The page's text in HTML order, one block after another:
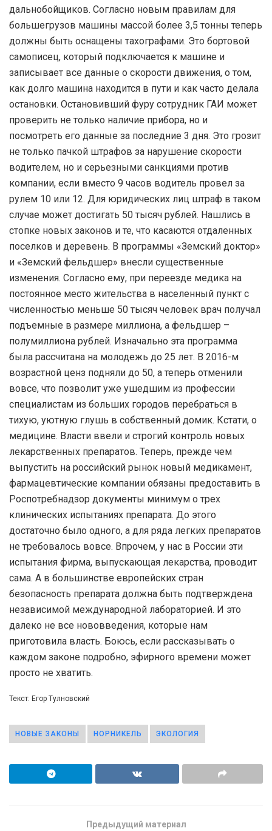
дальнобойщиков. Согласно новым правилам для
большегрузов машины массой более 3,5 тонны теперь
должны быть оснащены тахографами. Это бортовой
самописец, который подключается к машине и
записывает все данные о скорости движения, о том,
как долго машина находится в пути и как часто делала
остановки. Остановивший фуру сотрудник ГАИ может
проверить не только наличие прибора, но и
посмотреть его данные за последние 3 дня. Это грозит
не только пачкой штрафов за нарушение скорости
водителем, но и серьезными санкциями против
компании, если вместо 9 часов водитель провел за
рулем 10 или 12. Для юридических лиц штраф в таком
случае может достигать 50 тысяч рублей. Нашлись в
стопке новых законов и те, что касаются отдаленных
поселков и деревень. В программы «Земский доктор»
и «Земский фельдшер» внесли существенные
изменения. Согласно ему, при переезде медика на
постоянное место жительства в населенный пункт с
численностью меньше 50 тысяч человек врач получал
подъемные в размере миллиона, а фельдшер –
полумиллиона рублей. Изначально эта программа
была рассчитана на молодежь до 25 лет. В 2016-м
возрастной ценз подняли до 50, а теперь отменили
вовсе, что позволит уже ушедшим из профессии
специалистам из больших городов перебраться в
тихую, уютную глушь в собственный домик. Кстати, о
медицине. Власти ввели и строгий контроль новых
лекарственных препаратов. Теперь, прежде чем
выпустить на российский рынок новый медикамент,
фармацевтические компании обязаны предоставить в
Роспотребнадзор документы минимум о трех
клинических испытаниях препарата. До этого
достаточно было одного, а для ряда легких препаратов
не требовалось вовсе. Впрочем, у нас в России эти
испытания фирма, выпускающая лекарства, проводит
сама. А в большинстве европейских стран
безопасность препарата должна быть подтверждена
независимой международной лабораторией. И это
далеко не все нововведения, которые нам
приготовила власть. Боюсь, если рассказывать о
каждом законе подробно, эфирного времени может
просто не хватить.
Текст: Егор Тулновский
НОВЫЕ ЗАКОНЫ НОРНИКЕЛЬ ЭКОЛОГИЯ
Предыдущий материал